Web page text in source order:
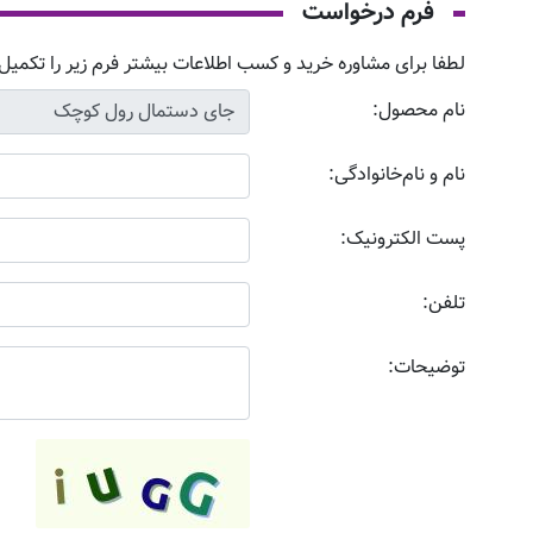
فرم درخواست
لطفا برای مشاوره خرید و کسب اطلاعات بیشتر فرم زیر را
نام محصول:
نام و نام‌خانوادگی:
پست الکترونیک:
تلفن:
توضیحات: